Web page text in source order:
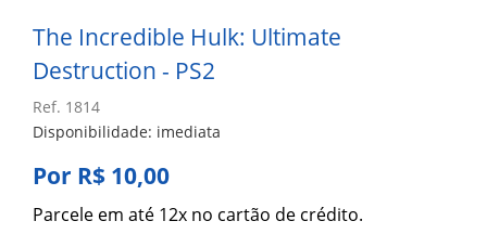
The Incredible Hulk: Ultimate
Destruction - PS2
Ref. 1814
Disponibilidade: imediata
Por R$ 10,00
Parcele em até 12x no cartão de crédito.